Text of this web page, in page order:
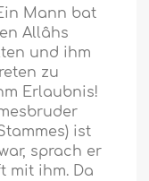
Mann bat
Allâhs
und ihm
zu
Erlaubnis!
ist
sprach er
mit ihm. Da